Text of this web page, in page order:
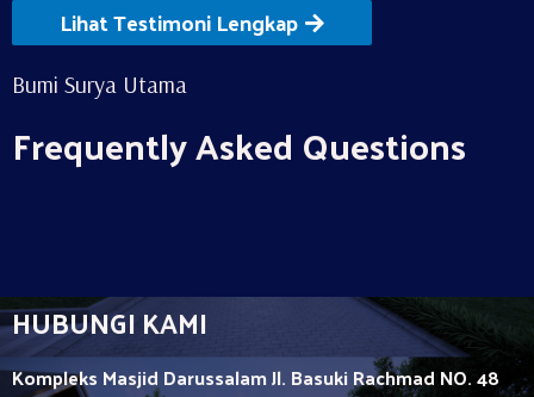
Lihat Testimoni Lengkap
Bumi Surya Utama
Frequently Asked Questions
HUBUNGI KAMI
Kompleks Masjid Darussalam Jl. Basuki Rachmad NO. 48